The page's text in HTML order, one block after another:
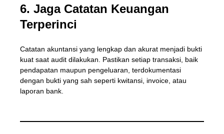
6. Jaga Catatan Keuangan
Terperinci
Catatan akuntansi yang lengkap dan akurat menjadi bukti
kuat saat audit dilakukan. Pastikan setiap transaksi, baik
pendapatan maupun pengeluaran, terdokumentasi
dengan bukti yang sah seperti kwitansi, invoice, atau
laporan bank.